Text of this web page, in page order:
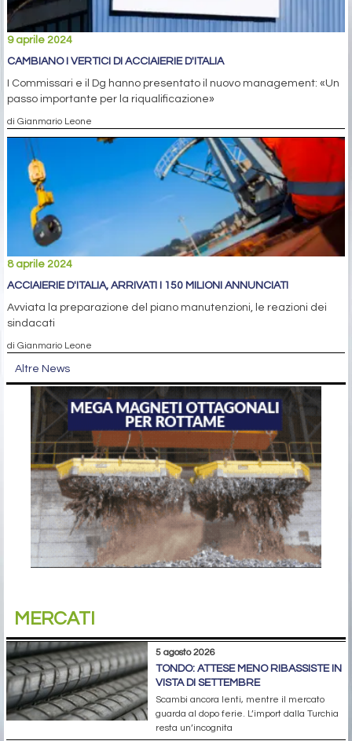
9 aprile 2024
CAMBIANO I VERTICI DI ACCIAIERIE D'ITALIA
I Commissari e il Dg hanno presentato il nuovo management: «Un
passo importante per la riqualificazione»
di Gianmario Leone
8 aprile 2024
ACCIAIERIE D'ITALIA, ARRIVATI I 150 MILIONI ANNUNCIATI
Avviata la preparazione del piano manutenzioni, le reazioni dei
sindacati
di Gianmario Leone
Altre News
MERCATI
5 agosto 2026
TONDO: ATTESE MENO RIBASSISTE IN
VISTA DI SETTEMBRE
Scambi ancora lenti, mentre il mercato
guarda al dopo ferie. L’import dalla Turchia
resta un’incognita